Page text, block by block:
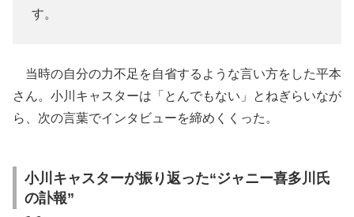
す。
当時の自分の力不足を自省するような言い方をした平本
さん。小川キャスターは「とんでもない」とねぎらいなが
ら、次の言葉でインタビューを締めくくった。
小川キャスターが振り返った“ジャニー喜多川氏
の訃報”